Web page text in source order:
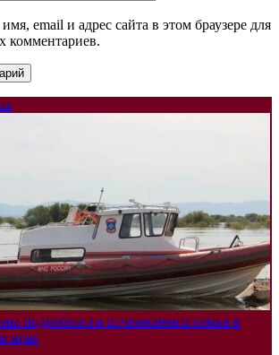
email и адрес сайта в этом браузере для
комментариев.
подробности исчезновения семьи в
крае